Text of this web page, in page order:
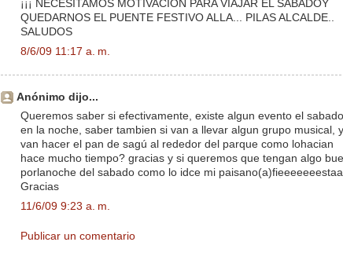
¡¡¡ NECESITAMOS MOTIVACION PARA VIAJAR EL SABADOY
QUEDARNOS EL PUENTE FESTIVO ALLA... PILAS ALCALDE..
SALUDOS
8/6/09 11:17 a. m.
Anónimo dijo...
Queremos saber si efectivamente, existe algun evento el sabado
en la noche, saber tambien si van a llevar algun grupo musical,
van hacer el pan de sagú al rededor del parque como lohacian
hace mucho tiempo? gracias y si queremos que tengan algo
porlanoche del sabado como lo idce mi
Gracias
11/6/09 9:23 a. m.
Publicar un comentario